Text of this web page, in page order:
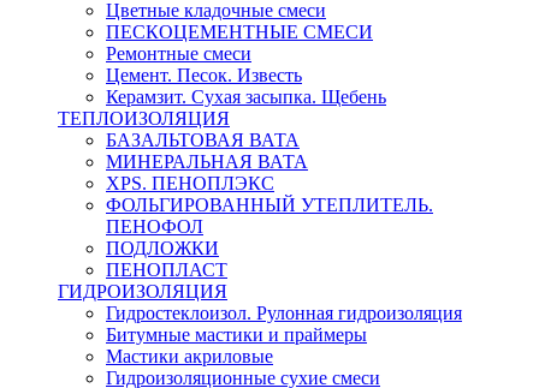
Цветные кладочные смеси
ПЕСКОЦЕМЕНТНЫЕ СМЕСИ
Ремонтные смеси
Цемент. Песок. Известь
Керамзит. Сухая засыпка. Щебень
ТЕПЛОИЗОЛЯЦИЯ
БАЗАЛЬТОВАЯ ВАТА
МИНЕРАЛЬНАЯ ВАТА
XPS. ПЕНОПЛЭКС
ФОЛЬГИРОВАННЫЙ УТЕПЛИТЕЛЬ.
ПЕНОФОЛ
ПОДЛОЖКИ
ПЕНОПЛАСТ
ГИДРОИЗОЛЯЦИЯ
Гидростеклоизол. Рулонная гидроизоляция
Битумные мастики и праймеры
Мастики акриловые
Гидроизоляционные сухие смеси